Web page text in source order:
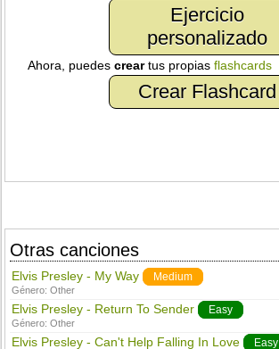
Ejercicio
personalizado
Ahora, puedescreartus propiasflashcards
Crear Flashcard
Otras canciones
Elvis Presley - My Way Medium
Género:Other
Elvis Presley - Return To Sender Easy
Género:Other
Elvis Presley - Can't Help Falling In Love Easy